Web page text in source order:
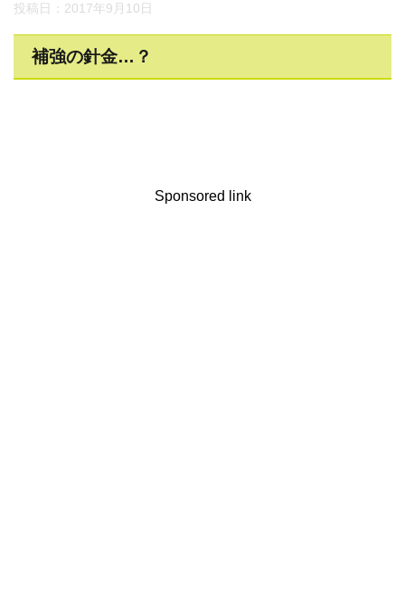
投稿日：2017年9月10日
補強の針金…？
Sponsored link